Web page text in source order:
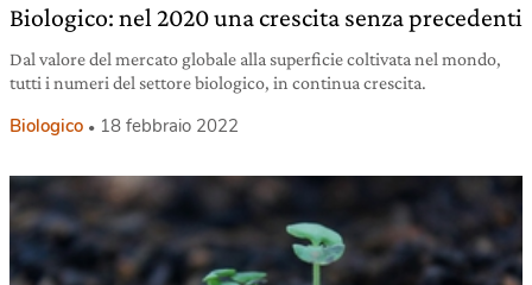
Biologico: nel 2020 una crescita senza precedenti
Dal valore del mercato globale alla superficie coltivata nel mondo,
tutti i numeri del settore biologico, in continua crescita.
Biologico 18 febbraio 2022